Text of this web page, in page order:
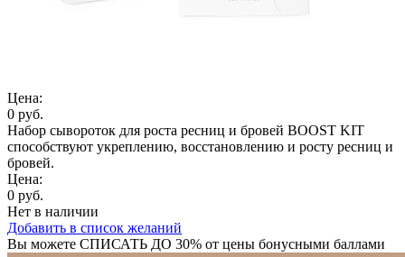
Цена:
0 руб.
Набор сывороток для роста ресниц и бровей BOOST KIT
способствуют укреплению, восстановлению и росту ресниц и
бровей.
Цена:
0 руб.
Нет в наличии
Добавить в список желаний
Вы можете СПИСАТЬ ДО 30% от цены бонусными баллами